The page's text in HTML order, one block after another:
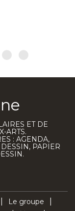
ET DE
ARTS.
: AGENDA,
PAPIER
Le groupe